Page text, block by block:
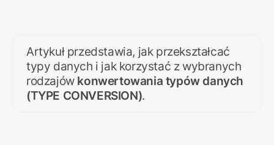
Artykuł przedstawia, jak przekształcać
typy danych i jak korzystać z wybranych
rodzajów konwertowania typów danych
(TYPE CONVERSION).